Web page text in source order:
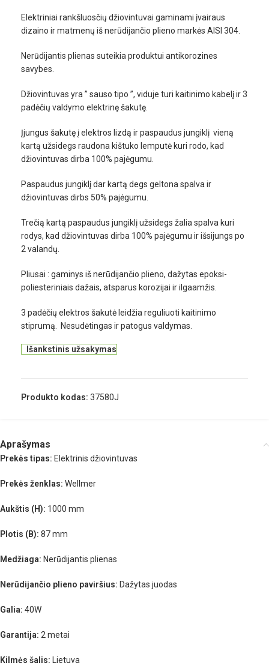
Elektriniai rankšluosčių džiovintuvai gaminami įvairaus
dizaino ir matmenų iš nerūdijančio plieno markės AISI 304.
Nerūdijantis plienas suteikia produktui antikorozines
savybes.
Džiovintuvas yra ” sauso tipo ”, viduje turi kaitinimo kabelį ir 3
padėčių valdymo elektrinę šakutę.
Įjungus šakutę į elektros lizdą ir paspaudus jungiklį vieną
kartą užsidegs raudona kištuko lemputė kuri rodo, kad
džiovintuvas dirba 100% pajėgumu.
Paspaudus jungiklį dar kartą degs geltona spalva ir
džiovintuvas dirbs 50% pajėgumu.
Trečią kartą paspaudus jungiklį užsidegs žalia spalva kuri
rodys, kad džiovintuvas dirba 100% pajėgumu ir išsijungs po
2 valandų.
Pliusai : gaminys iš nerūdijančio plieno, dažytas epoksi-
poliesteriniais dažais, atsparus korozijai ir ilgaamžis.
3 padėčių elektros šakutė leidžia reguliuoti kaitinimo
stiprumą. Nesudėtingas ir patogus valdymas.
Išankstinis užsakymas
Produkto kodas: 37580J
Aprašymas
Prekės tipas: Elektrinis džiovintuvas
Prekės ženklas: Wellmer
Aukštis (H): 1000 mm
Plotis (B): 87 mm
Medžiaga: Nerūdijantis plienas
Nerūdijančio plieno paviršius: Dažytas juodas
Galia: 40W
Garantija: 2 metai
Kilmės šalis: Lietuva